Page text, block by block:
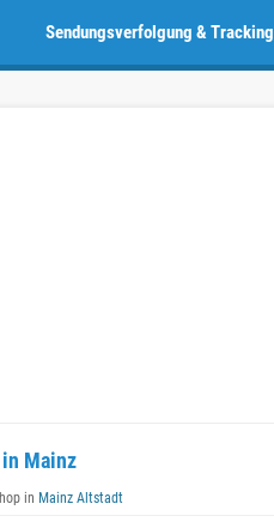
Sendungsverfolgung & Tracking
Mainz
in Mainz Altstadt